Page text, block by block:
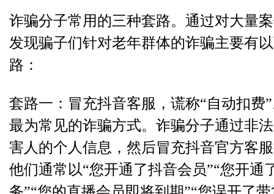
诈骗分子常用的三种套路。 通过对大量
发现骗子们针对老年群体的诈骗主要有
路：
套路一：冒充抖音客服，谎称“自动扣费
最为常见的诈骗方式。诈骗分子通过非
害人的个人信息，然后冒充抖音官方客
他们通常以“您开通了抖音会员”“您开通